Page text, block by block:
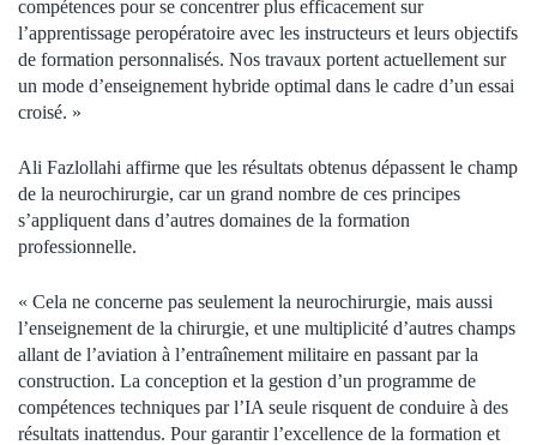
compétences pour se concentrer plus efficacement sur
l’apprentissage peropératoire avec les instructeurs et leurs objectifs
de formation personnalisés. Nos travaux portent actuellement sur
un mode d’enseignement hybride optimal dans le cadre d’un essai
croisé. »
Ali Fazlollahi affirme que les résultats obtenus dépassent le champ
de la neurochirurgie, car un grand nombre de ces principes
s’appliquent dans d’autres domaines de la formation
professionnelle.
« Cela ne concerne pas seulement la neurochirurgie, mais aussi
l’enseignement de la chirurgie, et une multiplicité d’autres champs
allant de l’aviation à l’entraînement militaire en passant par la
construction. La conception et la gestion d’un programme de
compétences techniques par l’IA seule risquent de conduire à des
résultats inattendus. Pour garantir l’excellence de la formation et